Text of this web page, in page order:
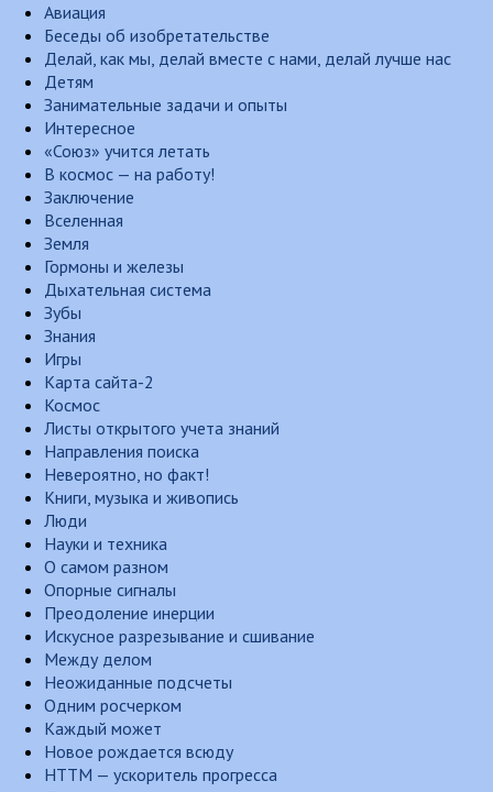
Авиация
Беседы об изобретательстве
Делай, как мы, делай вместе с нами, делай лучше нас
Детям
Занимательные задачи и опыты
Интересное
«Союз» учится летать
В космос — на работу!
Заключение
Вселенная
Земля
Гормоны и железы
Дыхательная система
Зубы
Знания
Игры
Карта сайта-2
Космос
Листы открытого учета знаний
Направления поиска
Невероятно, но факт!
Книги, музыка и живопись
Люди
Науки и техника
О самом разном
Опорные сигналы
Преодоление инерции
Искусное разрезывание и сшивание
Между делом
Неожиданные подсчеты
Одним росчерком
Каждый может
Новое рождается всюду
НТТМ — ускоритель прогресса